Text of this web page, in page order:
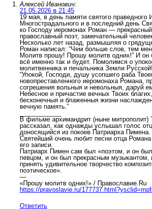
Алексей Иванович:
21.05.2026 в 21:45
19 мая, в день памяти святого праведного
Многострадального и в последний день
ко Господу иеромонах Роман —
православный поэт, замечательный
Несколько лет назад, размышляя о
Роман написал: “Чем больше слов, тем
Молитв прошу! Прошу молитв одних!” И он
всё именно так и будет. Помолимся о
молитвенника и печальника Земли Русской!
“Упокой, Господи, душу усопшего раба
новопреставленного иеромонаха Романа,
согрешения вольныя и невольныя, даруй
Небесное и причастие вечных Твоих
бесконечныя и блаженныя жизни
вечную память.”
В фильме архимандрит (ныне митрополит)
рассказал, как однажды услышал голос
доносящийся из покоев Патриарха
Святейший очень любит песни отца
его записи.
Патриарх Пимен сам был «поэтом, и он
певцом, и он был прекрасным музыкантом,
принять удивительное творчество
поэтическое».
—
«Прошу молитв одних!» / Православие.Ru
https://pravoslavie.ru/
Ответить